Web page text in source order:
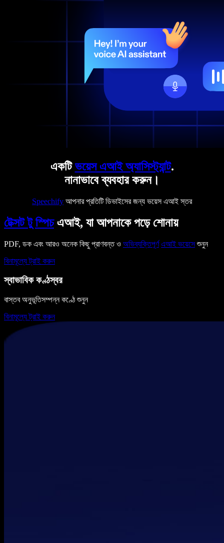
একটিভয়েস এআই অ্যাসিস্ট্যান্ট.
নানাভাবে ব্যবহার করুন।
Speechify আপনার প্রতিটি ডিভাইসের জন্য ভয়েস এআই স্তর
টেক্সট টু স্পিচএআই, যা আপনাকে পড়ে শোনায়
PDF, ডক এবং আরও অনেক কিছু প্রাণবন্ত ও অভিব্যক্তিপূর্ণ এআই ভয়েসেশুনুন
বিনামূল্যে ট্রাই করুন
স্বাভাবিক কণ্ঠস্বর
বাস্তব অনুভূতিসম্পন্ন কণ্ঠে শুনুন
বিনামূল্যে ট্রাই করুন